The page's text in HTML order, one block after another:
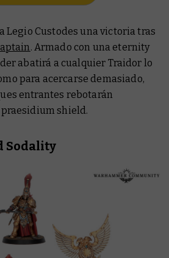
Legio Custodes una victoria tras
. Armado con una eternity
abatirá a cualquier Traidor lo
para acercarse demasiado,
entrantes rebotarán
shield.
Sodality